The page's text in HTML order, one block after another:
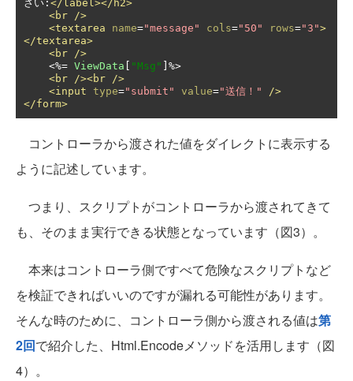
さい: </label></h2>
<br />
<textarea
name="message" cols="50" rows="3">
</textarea>
<br />
<%= ViewData "Msg"
%>
<br /><br />
<input type="submit" value="送信！"
/>
</form>
コントローラから渡された値をダイレクトに表示する
ように記述しています。
つまり、スクリプトがコントローラから渡されてきて
も、そのまま実行できる状態となっています（図3）。
本来はコントローラ側ですべて危険なスクリプトなど
を検証できればいいのですが漏れる可能性があります。
そんな時のために、コントローラ側から渡される値は第
2回で紹介した、Html.Encodeメソッドを活用します（図
4）。